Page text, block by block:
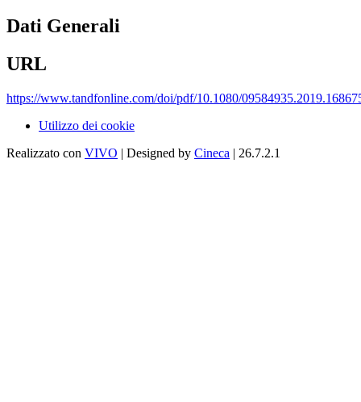
Dati Generali
URL
https://www.tandfonline.com/doi/pdf/10.1080/
Utilizzo dei cookie
Realizzato con VIVO | Designed by Cineca | 26.7.2.1